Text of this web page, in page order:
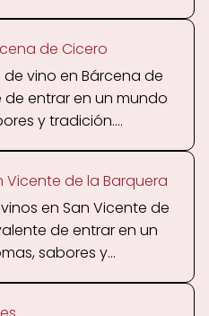
de Cicero
vino en Bárcena de
entrar en un mundo
y tradición....
Vicente de la Barquera
en San Vicente de
de entrar en un
sabores y...